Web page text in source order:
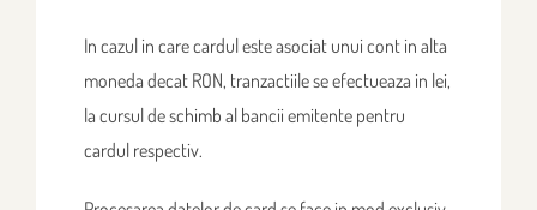
In cazul in care cardul este asociat unui cont in alta
moneda decat RON, tranzactiile se efectueaza in lei,
la cursul de schimb al bancii emitente pentru
cardul respectiv.